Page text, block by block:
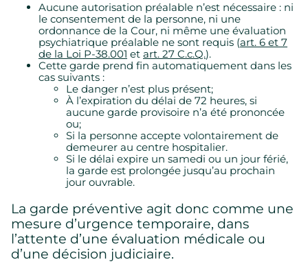
Aucune autorisation préalable n’est nécessaire : ni
le consentement de la personne, ni une
ordonnance de la Cour, ni même une évaluation
psychiatrique préalable ne sont requis (art. 6 et 7
de la Loi P-38.001 et art. 27 C.c.Q.).
Cette garde prend fin automatiquement dans les
cas suivants :
Le danger n’est plus présent;
À l’expiration du délai de 72 heures, si
aucune garde provisoire n’a été prononcée
ou;
Si la personne accepte volontairement de
demeurer au centre hospitalier.
Si le délai expire un samedi ou un jour férié,
la garde est prolongée jusqu’au prochain
jour ouvrable.
La garde préventive agit donc comme une
mesure d’urgence temporaire, dans
l’attente d’une évaluation médicale ou
d’une décision judiciaire.